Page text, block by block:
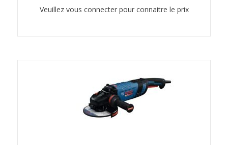
Veuillez vous connecter pour connaitre le prix